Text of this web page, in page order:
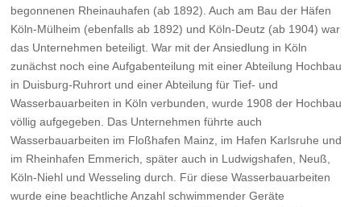
begonnenen Rheinauhafen (ab 1892). Auch am Bau der Häfen
Köln-Mülheim (ebenfalls ab 1892) und Köln-Deutz (ab 1904) war
das Unternehmen beteiligt. War mit der Ansiedlung in Köln
zunächst noch eine Aufgabenteilung mit einer Abteilung Hochbau
in Duisburg-Ruhrort und einer Abteilung für Tief- und
Wasserbauarbeiten in Köln verbunden, wurde 1908 der Hochbau
völlig aufgegeben. Das Unternehmen führte auch
Wasserbauarbeiten im Floßhafen Mainz, im Hafen Karlsruhe und
im Rheinhafen Emmerich, später auch in Ludwigshafen, Neuß,
Köln-Niehl und Wesseling durch. Für diese Wasserbauarbeiten
wurde eine beachtliche Anzahl schwimmender Geräte